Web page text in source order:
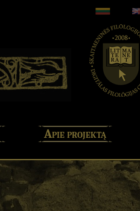
Apie projektą